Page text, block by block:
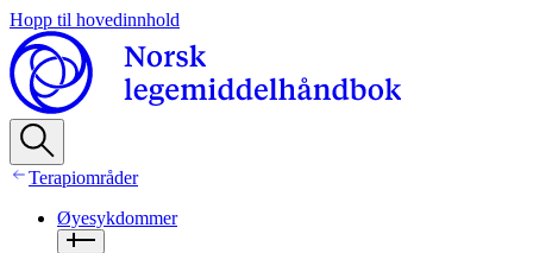
Hopp til hovedinnhold
Terapiområder
Øyesykdommer